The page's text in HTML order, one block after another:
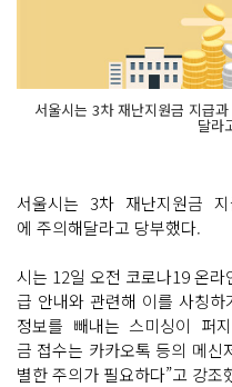
서울시는 3차 재난지원금 지급
달라
서울시는 3차 재난지원금
에 주의해달라고 당부했다.
시는 12일 오전 코로나19 온라
급 안내와 관련해 이를 사칭
정보를 빼내는 스미싱이 퍼
금 접수는 카카오톡 등의 메신
별한 주의가 필요하다”고 강조